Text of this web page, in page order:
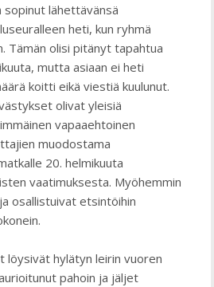
lähettävänsä
heti, kun ryhmä
Tämän olisi pitänyt tapahtua
mutta asiaan ei heti
koitti eikä viestiä kuulunut.
olivat yleisiä
vapaaehtoinen
muodostama
20. helmikuuta
vaatimuksesta. Myöhemmin
osallistuivat etsintöihin
löysivät hylätyn leirin vuoren
pahoin ja jäljet